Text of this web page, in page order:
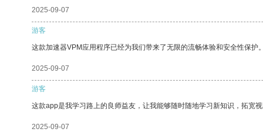
2025-09-07
游客
这款加速器VPM应用程序已经为我们带来了无限的流畅体验和安全性保护
2025-09-07
游客
这款app是我学习路上的良师益友，让我能够随时随地学习新知识，拓宽
2025-09-07